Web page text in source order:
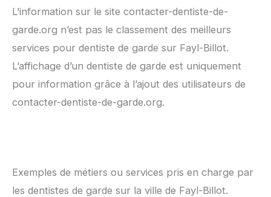
L’information sur le site contacter-dentiste-de-
garde.org n’est pas le classement des meilleurs
services pour dentiste de garde sur Fayl-Billot.
L’affichage d’un dentiste de garde est uniquement
pour information grâce à l’ajout des utilisateurs de
contacter-dentiste-de-garde.org.
Exemples de métiers ou services pris en charge par
les dentistes de garde sur la ville de Fayl-Billot.